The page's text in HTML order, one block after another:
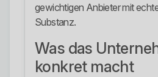
gewichtigen Anbieter mit
Substanz.
Was das
konkret macht